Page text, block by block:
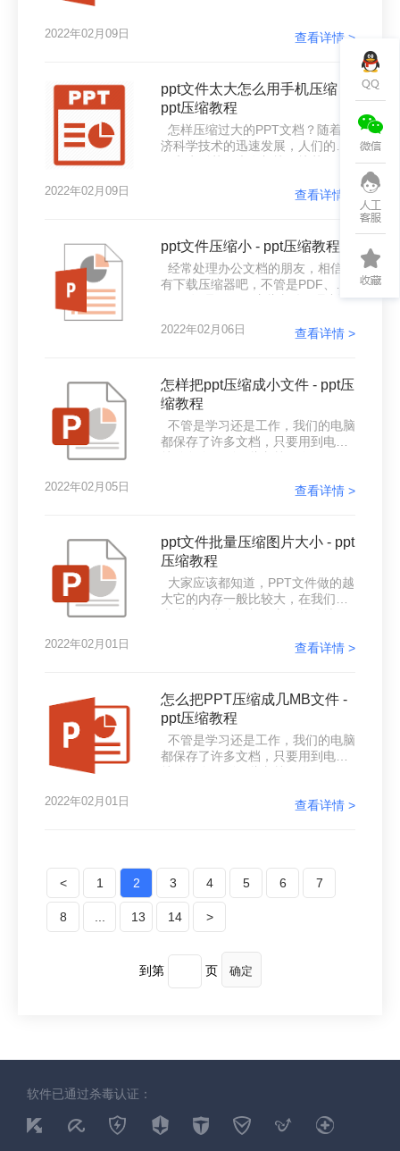
响发送和上传，如果你的PPT文档
来给大家推荐一款好用的#other#软
件，下面一起来看看吧。
2022年02月09日 查看详情 >
ppt文件太大怎么用手机压缩 -
ppt压缩教程
怎样压缩过大的PPT文档？随着经
济科学技术的迅速发展，人们的工
速地完成手头的任务，但是这个简
友会反馈，ppt制作插入的图片和文
字太多，内存太多，无法保存。像
我在工作中有时也会遇到这样的情
况。这样的棘手情况，究竟该怎么
压缩ppt文档的
2022年02月09日 查看详情 >
ppt文件压缩小 - ppt压缩教程
经常处理办公文档的朋友，相信都
有下载压缩器吧，不管是PDF、
Word还是PPT，这些文件一旦制作
大，就会影响到我们发送给别人，
现在用的压缩器好用吗？或者是你
有用压缩器吗？如果没有，不妨试
试易压缩，压缩质量高，速度也
快。那么如何压缩ppt文件大小，下
面来给大家讲讲压缩ppt文件的方
2022年02月06日 查看详情 >
怎样把ppt压缩成小文件 - ppt压
缩教程
不管是学习还是工作，我们的电脑
都保存了许多文档，只要用到电脑
熟练的技能。工作中也经常会制作
及时将其整理，电脑空间就会越来
越少，到时候电脑运行就会变慢变
卡。那么要怎么压缩ppt文件大小
呢？PPT文档是我们经常会用到的
文档之一，文件大小也比其他的文
2022年02月05日 查看详情 >
ppt文件批量压缩图片大小 - ppt
压缩教程
大家应该都知道，PPT文件做的越
大它的内存一般比较大，在我们在
PPT文件压缩再传送保存。那PPT
一个很好的压缩ppt文档方法，不仅
压缩速度快，而且操作简单方便。
2022年02月01日 查看详情 >
怎么把PPT压缩成几MB文件 -
ppt压缩教程
不管是学习还是工作，我们的电脑
都保存了许多文档，只要用到电脑
熟练的技能。工作中也经常会制作
越少，到时候电脑运行就会变慢变
卡。那么要怎么压缩ppt文件大小
呢？PPT文档是我们经常会用到的
文档之一，文件大小也比其他的文
件会大一些
2022年02月01日 查看详情 >
< 1 2 3 4 5 6 7
8 13 14 >
到第 页 确定
软件已通过杀毒认证：